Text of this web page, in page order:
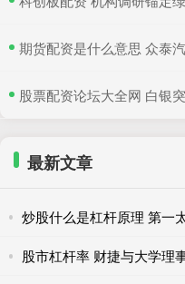
期货配资是什么意思 众泰
股票配资论坛大全网 白银
最新文章